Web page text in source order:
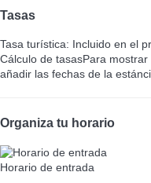
Tasas
Tasa turística: Incluido en el
Cálculo de tasasPara
añadir las fechas de la
Organiza tu horario
Horario de entrada